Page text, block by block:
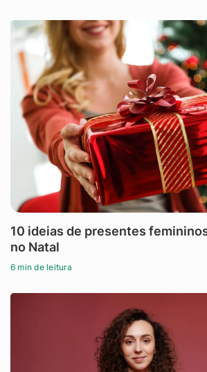
10 ideias de presentes
no Natal
6 min de leitura